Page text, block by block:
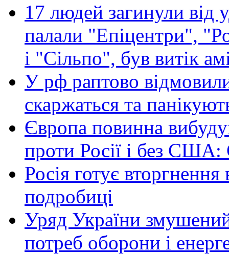
17 людей загинули від
палали "Епіцентри",
і "Сільпо", був витік
У рф раптово
скаржаться та
Європа повинна
проти Росії і без США:
Росія готує вторгнення
подробиці
Уряд України
потреб оборони і